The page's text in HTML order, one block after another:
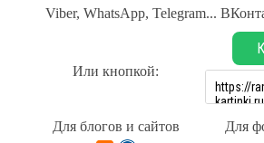
Viber, WhatsApp, Telegram...
Или кнопкой:
Для блогов и сайтов Для